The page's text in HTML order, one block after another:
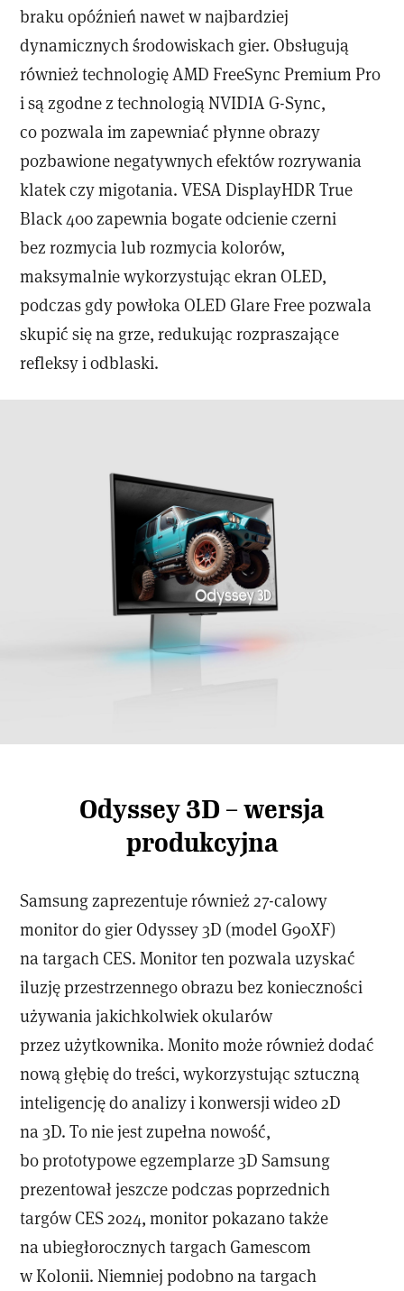
braku opóźnień nawet w najbardziej
dynamicznych środowiskach gier. Obsługują
również technologię AMD FreeSync Premium Pro
i są zgodne z technologią NVIDIA G-Sync,
co pozwala im zapewniać płynne obrazy
pozbawione negatywnych efektów rozrywania
klatek czy migotania. VESA DisplayHDR True
Black 400 zapewnia bogate odcienie czerni
bez rozmycia lub rozmycia kolorów,
maksymalnie wykorzystując ekran OLED,
podczas gdy powłoka OLED Glare Free pozwala
skupić się na grze, redukując rozpraszające
refleksy i odblaski.
Odyssey 3D – wersja
produkcyjna
Samsung zaprezentuje również 27-calowy
monitor do gier Odyssey 3D (model G90XF)
na targach CES. Monitor ten pozwala uzyskać
iluzję przestrzennego obrazu bez konieczności
używania jakichkolwiek okularów
przez użytkownika. Monito może również dodać
nową głębię do treści, wykorzystując sztuczną
inteligencję do analizy i konwersji wideo 2D
na 3D. To nie jest zupełna nowość,
bo prototypowe egzemplarze 3D Samsung
prezentował jeszcze podczas poprzednich
targów CES 2024, monitor pokazano także
na ubiegłorocznych targach Gamescom
w Kolonii. Niemniej podobno na targach